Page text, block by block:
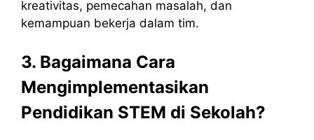
kreativitas, pemecahan masalah, dan
kemampuan bekerja dalam tim.
3. Bagaimana Cara
Mengimplementasikan
Pendidikan STEM di Sekolah?